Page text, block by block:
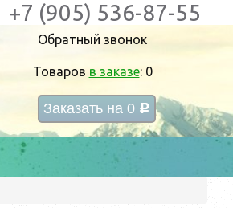
Обратный звонок
Товаров в заказе: 0
Заказать на 0 c
+7 (905) 536-87-55